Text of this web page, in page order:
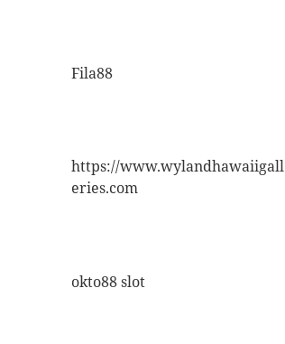
Fila88
https://www.wylandhawaiigall
eries.com
okto88 slot